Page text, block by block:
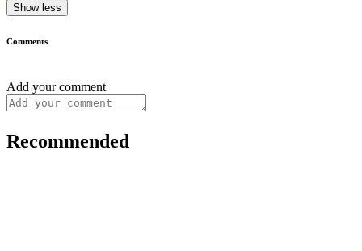
Show less
Comments
Add your comment
Recommended